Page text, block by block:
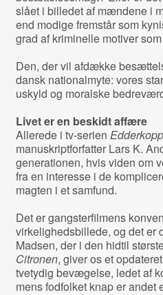
slået i billedet af mændene i
end modige fremstår som
grad af kriminelle motiver
Den, der vil afdække
dansk nationalmyte: vores
uskyld og moralske
Livet er en beskidt affære
Allerede i tv-serien
manuskriptforfatter Lars K.
generationen, hvis viden om
fra en interesse i de
magten i et samfund.
Det er gangsterfilmens
virkelighedsbillede, og det er
Madsen, der i den hidtil
Citronen, giver os et
tvetydig bevægelse, ledet af
mens fodfolket knap er